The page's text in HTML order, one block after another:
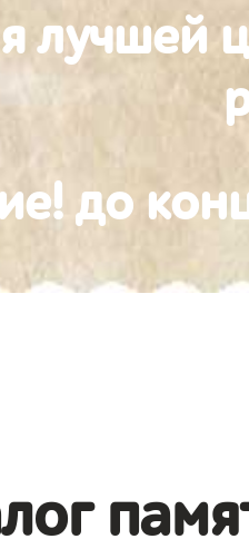
лучшей
до